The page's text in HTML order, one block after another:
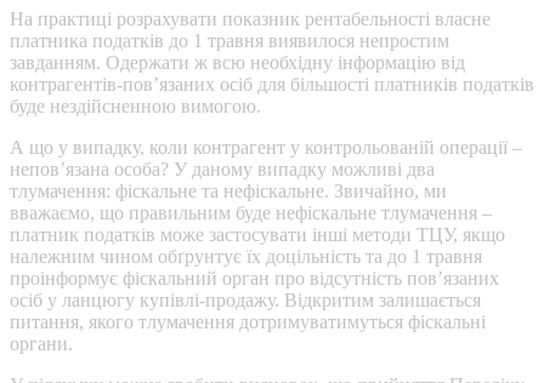
На практиці розрахувати показник рентабельності власне
платника податків до 1 травня виявилося непростим
завданням. Одержати ж всю необхідну інформацію від
контрагентів-пов’язаних осіб для більшості платників податків
буде нездійсненною вимогою.
А що у випадку, коли контрагент у контрольованій операції –
непов’язана особа? У даному випадку можливі два
тлумачення: фіскальне та нефіскальне. Звичайно, ми
вважаємо, що правильним буде нефіскальне тлумачення –
платник податків може застосувати інші методи ТЦУ, якщо
належним чином обґрунтує їх доцільність та до 1 травня
проінформує фіскальний орган про відсутність пов’язаних
осіб у ланцюгу купівлі-продажу. Відкритим залишається
питання, якого тлумачення дотримуватимуться фіскальні
органи.